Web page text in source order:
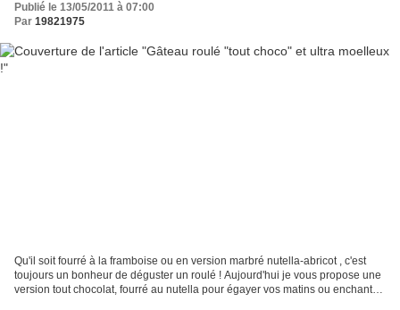
Publié le 13/05/2011 à 07:00
Par 19821975
Qu'il soit fourré à la framboise ou en version marbré nutella-abricot , c'est
toujours un bonheur de déguster un roulé ! Aujourd'hui je vous propose une
version tout chocolat, fourré au nutella pour égayer vos matins ou enchanter